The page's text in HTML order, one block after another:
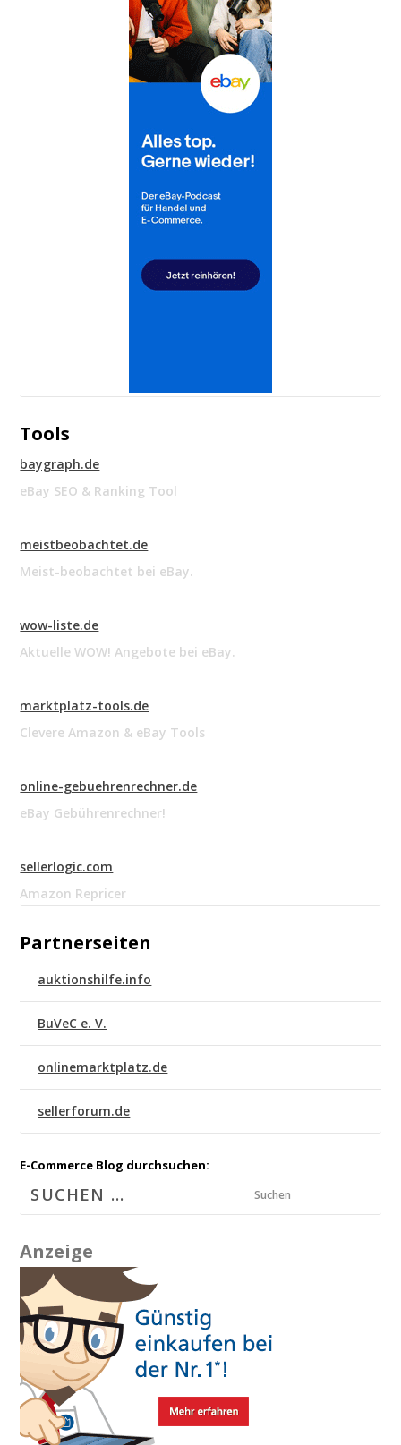
Tools
baygraph.de
eBay SEO & Ranking Tool
meistbeobachtet.de
Meist-beobachtet bei eBay.
wow-liste.de
Aktuelle WOW! Angebote bei eBay.
marktplatz-tools.de
Clevere Amazon & eBay Tools
online-gebuehrenrechner.de
eBay Gebührenrechner!
sellerlogic.com
Amazon Repricer
Partnerseiten
auktionshilfe.info
BuVeC e. V.
onlinemarktplatz.de
sellerforum.de
E-Commerce Blog durchsuchen:
Suchen
Anzeige